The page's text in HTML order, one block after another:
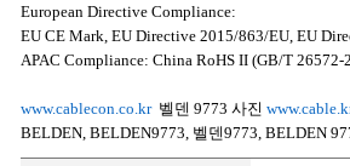
European Directive Compliance:
EU CE Mark, EU Directive 2015/863/EU, EU
APAC Compliance: China RoHS II (GB/T 26572-
www.cablecon.co.kr 벨덴 9773 사진
BELDEN, BELDEN9773, 벨덴9773, BELDEN